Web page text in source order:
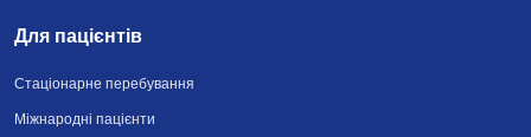
Для пацієнтів
Стаціонарне перебування
Міжнародні пацієнти